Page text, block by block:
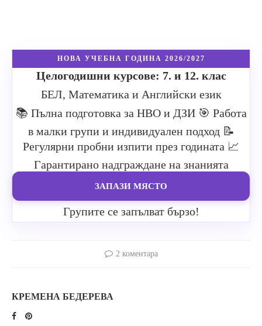
НОВА УЧЕБНА ГОДИНА 2026/2027
Целогодишни курсове: 7. и 12. клас
БЕЛ, Математика и Английски език
📚 Пълна подготовка за НВО и ДЗИ 🎯 Работа
в малки групи и индивидуален подход 📝
Регулярни пробни изпити през годината 📈
Гарантирано надграждане на знанията
ЗАПАЗИ МЯСТО
Групите се запълват бързо!
2 коментара
КРЕМЕНА БЕДЕРЕВА